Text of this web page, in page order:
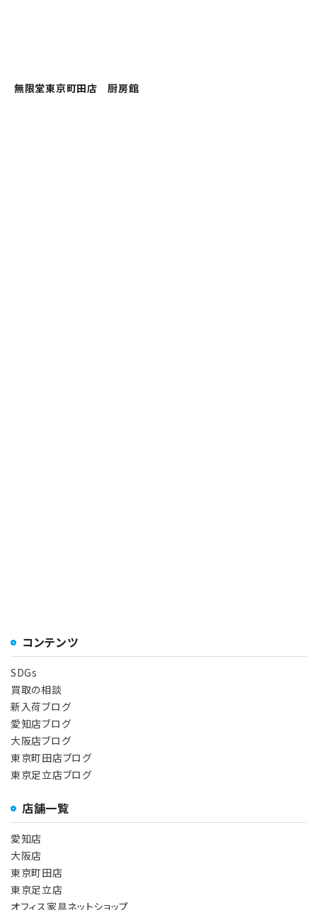
無限堂東京町田店 厨房館
コンテンツ
SDGs
買取の相談
新入荷ブログ
愛知店ブログ
大阪店ブログ
東京町田店ブログ
東京足立店ブログ
店舗一覧
愛知店
大阪店
東京町田店
東京足立店
オフィス家具ネットショップ